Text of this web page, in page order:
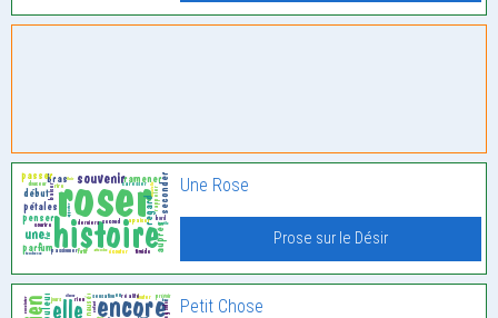
Une Rose
Prose sur le Désir
Petit Chose